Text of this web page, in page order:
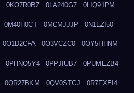
0KO7R0BZ 0LA240G7 0LIQ91PM
0M40H0CT 0MCMJJJP 0N1LZI50
0O1D2CFA 0O3VCZC0 0OY5HHNM
0PHNO5Y4 0PPJIUB7 0PUMEZB4
0QR27BKM 0QV0STGJ 0R7FXEI4